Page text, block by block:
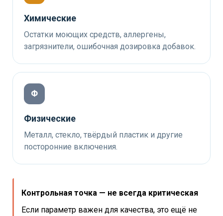
Химические
Остатки моющих средств, аллергены,
загрязнители, ошибочная дозировка добавок.
Ф
Физические
Металл, стекло, твёрдый пластик и другие
посторонние включения.
Контрольная точка — не всегда критическая
Если параметр важен для качества, это ещё не